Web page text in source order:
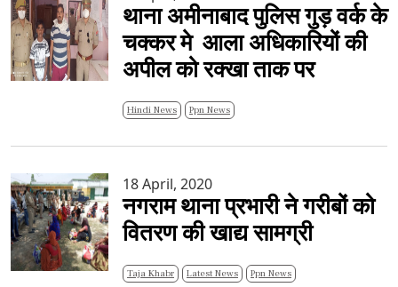
थाना अमीनाबाद पुलिस गुड़ वर्क के
चक्कर मे आला अधिकारियों की
अपील को रक्खा ताक पर
Hindi News Ppn News
18 April, 2020
नगराम थाना प्रभारी ने गरीबों को
वितरण की खाद्य सामग्री
Taja Khabr Latest News Ppn News